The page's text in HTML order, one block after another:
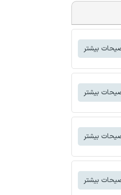
بیشتر
بیشتر
بیشتر
بیشتر